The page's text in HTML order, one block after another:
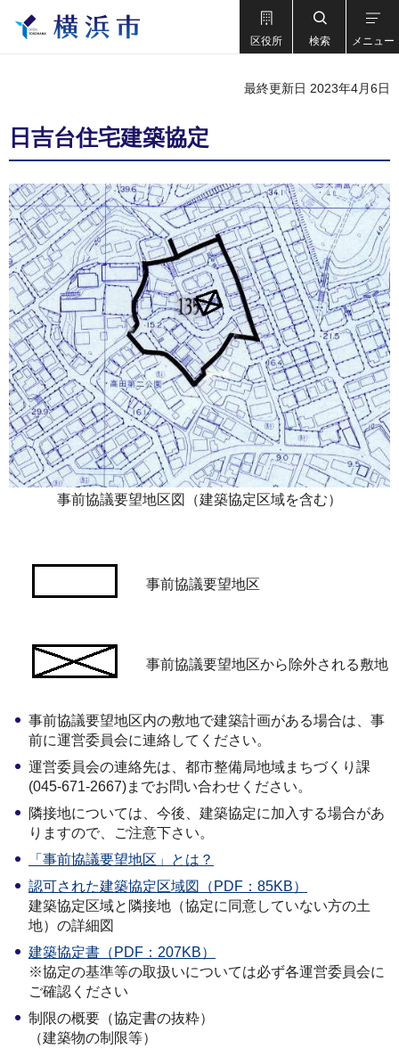
区役所 検索 メニュー
最終更新日 2023年4月6日
日吉台住宅建築協定
事前協議要望地区図（建築協定区域を含む）
事前協議要望地区
事前協議要望地区から除外される敷地
事前協議要望地区内の敷地で建築計画がある場合は、事
前に運営委員会に連絡してください。
運営委員会の連絡先は、都市整備局地域まちづくり課
(045-671-2667)までお問い合わせください。
隣接地については、今後、建築協定に加入する場合があ
りますので、ご注意下さい。
「事前協議要望地区」とは？
認可された建築協定区域図（PDF：85KB）
建築協定区域と隣接地（協定に同意していない方の土
地）の詳細図
建築協定書（PDF：207KB）
※協定の基準等の取扱いについては必ず各運営委員会に
ご確認ください
制限の概要（協定書の抜粋）
（建築物の制限等）